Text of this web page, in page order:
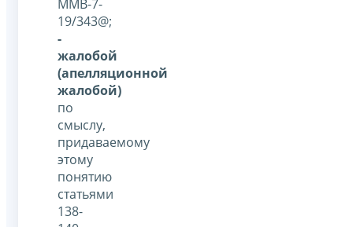
ММВ-7-
19/343@;
-
жалобой
(апелляционной
жалобой)
по
смыслу,
придаваемому
этому
понятию
статьями
138-